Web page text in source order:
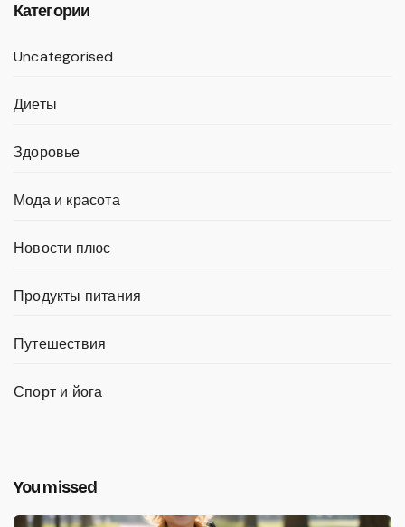
Категории
Uncategorised
Диеты
Здоровье
Мода и красота
Новости плюс
Продукты питания
Путешествия
Спорт и йога
You missed